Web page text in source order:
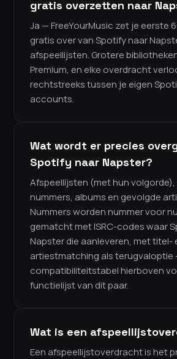
gratis overzetten naar
Ja — FreeYourMusic zet je eerste
gratis over van Spotify naar
afspeellijsten. Grotere
Premium, en elke overdracht
rechtstreeks tussen je eigen
accounts.
Wat wordt er precies
Spotify naar Napster?
Afspeellijsten (met hun volgorde),
nummers, albums en gevolgde
Nummers worden nummer voor
gematcht met ISRC-codes waar
Napster die aanleveren, met titel-
artiestmatching als terugvaloptie
compatibiliteitstabel hierboven
functielijst van dit paar.
Wat is een
Een afspeellijstoverdracht is het